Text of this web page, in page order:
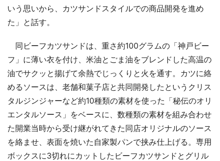
いう思いから、カツサンドスタイルでの商品開発を進め
た」と話す。
同ビーフカツサンドは、重さ約100グラムの「神戸ビー
フ」に薄い衣を付け、米油とごま油をブレンドした高温の
油でサクッと揚げて余熱でじっくりと火を通す。カツに絡
めるソースは、老舗和菓子店と共同開発したというクリス
タルジンジャーなど約10種類の素材を使った「秘伝のオリ
エンタルソース」をベースに、数種類の素材を組み合わせ
た開業当時から受け継がれてきた同店オリジナルのソース
を絡ませ、表面を焼いた自家製パンで挟み仕上げる。専用
ボックスに3切れにカットしたビーフカツサンドとグリル